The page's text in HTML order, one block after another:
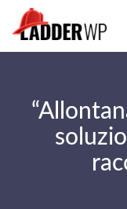
header